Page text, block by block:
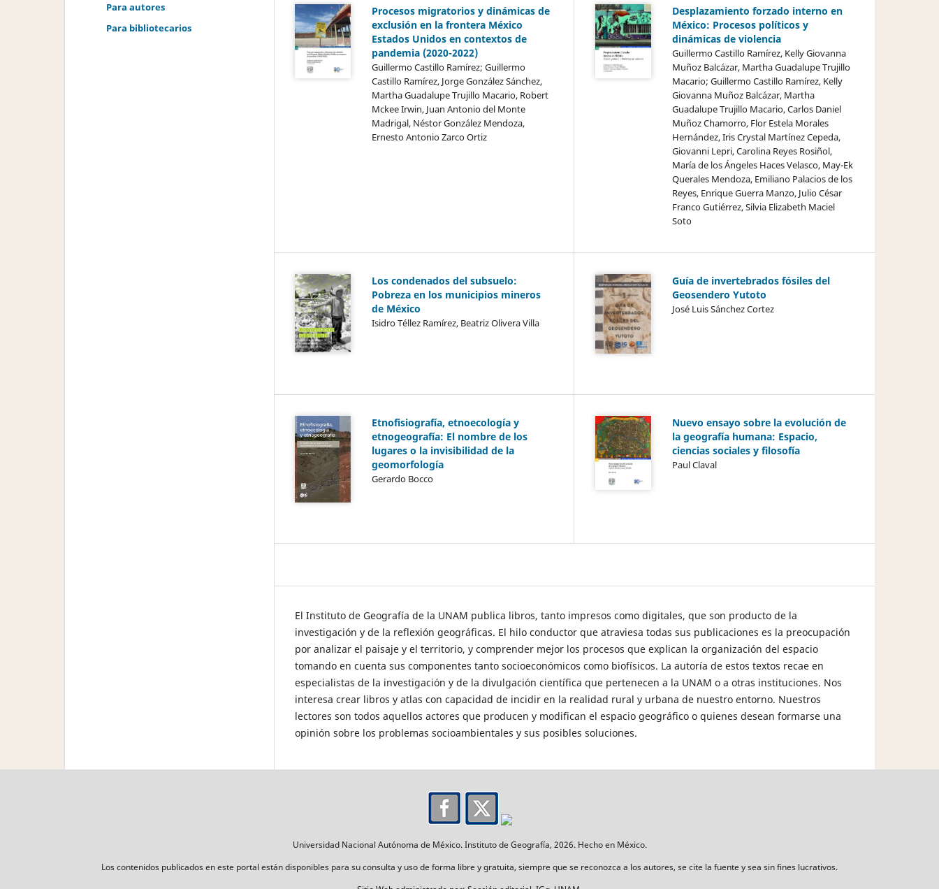
Procesos migratorios y dinámicas de
exclusión en la frontera México
Estados Unidos en contextos de
pandemia (2020-2022)
Guillermo Castillo Ramírez; Guillermo
Castillo Ramírez, Jorge González Sánchez,
Martha Guadalupe Trujillo Macario, Robert
Mckee Irwin, Juan Antonio del Monte
Madrigal, Néstor González Mendoza,
Ernesto Antonio Zarco Ortiz
Desplazamiento forzado interno en
México: Procesos políticos y
dinámicas de violencia
Guillermo Castillo Ramírez, Kelly Giovanna
Muñoz Balcázar, Martha Guadalupe Trujillo
Macario; Guillermo Castillo Ramírez, Kelly
Giovanna Muñoz Balcázar, Martha
Guadalupe Trujillo Macario, Carlos Daniel
Muñoz Chamorro, Flor Estela Morales
Hernández, Iris Crystal Martínez Cepeda,
Giovanni Lepri, Carolina Reyes Rosiñol,
María de los Ángeles Haces Velasco, May-Ek
Querales Mendoza, Emiliano Palacios de los
Reyes, Enrique Guerra Manzo, Julio César
Franco Gutiérrez, Silvia Elizabeth Maciel
Soto
Los condenados del subsuelo:
Pobreza en los municipios mineros
de México
Isidro Téllez Ramírez, Beatriz Olivera Villa
Guía de invertebrados fósiles del
Geosendero Yutoto
José Luis Sánchez Cortez
Etnofisiografía, etnoecología y
etnogeografía: El nombre de los
lugares o la invisibilidad de la
geomorfología
Gerardo Bocco
Nuevo ensayo sobre la evolución de
la geografía humana: Espacio,
ciencias sociales y filosofía
Paul Claval
El Instituto de Geografía de la UNAM publica libros, tanto impresos como digitales, que son producto de la
investigación y de la reflexión geográficas. El hilo conductor que atraviesa todas sus publicaciones es la preocupación
por analizar el paisaje y el territorio, y comprender mejor los procesos que explican la organización del espacio
tomando en cuenta sus componentes tanto socioeconómicos como biofísicos. La autoría de estos textos recae en
especialistas de la investigación y de la divulgación científica que pertenecen a la UNAM o a otras instituciones. Nos
interesa crear libros y atlas con capacidad de incidir en la realidad rural y urbana de nuestro entorno. Nuestros
lectores son todos aquellos actores que producen y modifican el espacio geográfico o quienes desean formarse una
opinión sobre los problemas socioambientales y sus posibles soluciones.
Para autores
Para bibliotecarios
Universidad Nacional Autónoma de México. Instituto de Geografía, 2026. Hecho en México.
Los contenidos publicados en este portal están disponibles para su consulta y uso de forma libre y gratuita, siempre que se reconozca a los autores, se cite la fuente y sea sin fines lucrativos.